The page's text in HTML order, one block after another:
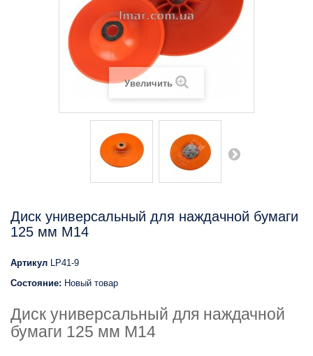
Увеличить
Диск универсальный для наждачной бумаги
125 мм M14
Артикул LP41-9
Состояние: Новый товар
Диск универсальный для наждачной
бумаги 125 мм M14